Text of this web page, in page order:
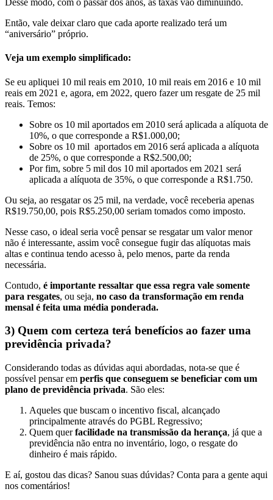
Desse modo, com o passar dos anos, as taxas vão diminuindo.
Então, vale deixar claro que cada aporte realizado terá um
“aniversário” próprio.
Veja um exemplo simplificado:
Se eu apliquei 10 mil reais em 2010, 10 mil reais em 2016 e 10 mil
reais em 2021 e, agora, em 2022, quero fazer um resgate de 25 mil
reais. Temos:
Sobre os 10 mil aportados em 2010 será aplicada a alíquota de
10%, o que corresponde a R$1.000,00;
Sobre os 10 mil aportados em 2016 será aplicada a alíquota
de 25%, o que corresponde a R$2.500,00;
Por fim, sobre 5 mil dos 10 mil aportados em 2021 será
aplicada a alíquota de 35%, o que corresponde a R$1.750.
Ou seja, ao resgatar os 25 mil, na verdade, você receberia apenas
R$19.750,00, pois R$5.250,00 seriam tomados como imposto.
Nesse caso, o ideal seria você pensar se resgatar um valor menor
não é interessante, assim você consegue fugir das alíquotas mais
altas e continua tendo acesso à, pelo menos, parte da renda
necessária.
Contudo, é importante ressaltar que essa regra vale somente
para resgates, ou seja, no caso da transformação em renda
mensal é feita uma média ponderada.
3) Quem com certeza terá benefícios ao fazer uma
previdência privada?
Considerando todas as dúvidas aqui abordadas, nota-se que é
possível pensar em perfis que conseguem se beneficiar com um
plano de previdência privada. São eles:
Aqueles que buscam o incentivo fiscal, alcançado
principalmente através do PGBL Regressivo;
Quem querfacilidade na transmissão da herança, já que a
previdência não entra no inventário, logo, o resgate do
dinheiro é mais rápido.
E aí, gostou das dicas? Sanou suas dúvidas? Conta para a gente aqui
nos comentários!